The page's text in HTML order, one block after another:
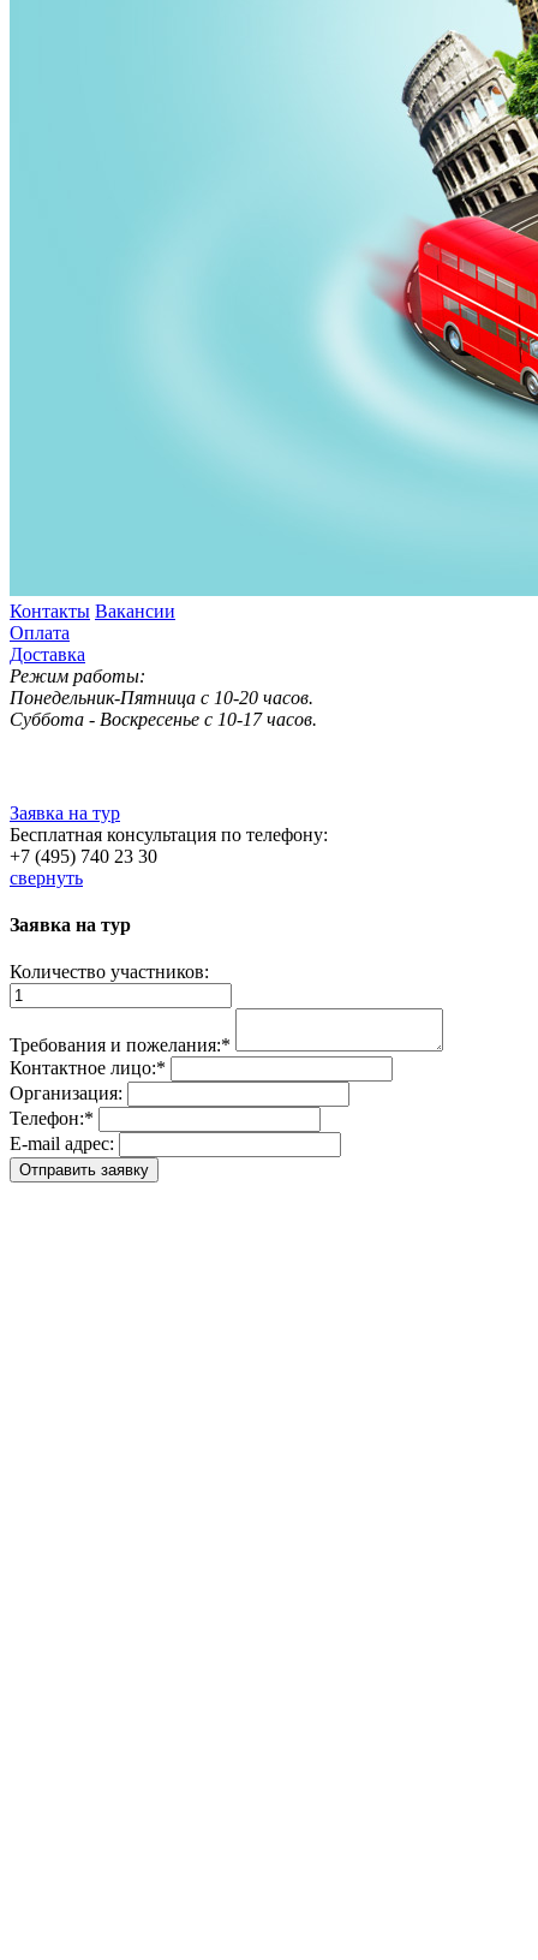
Контакты Вакансии
Оплата
Доставка
Режим работы:
Понедельник-Пятница с 10-20 часов.
Суббота - Воскресенье с 10-17 часов.
Заявка на тур
Бесплатная консультация по телефону:
+7 (495) 740 23 30
свернуть
Заявка на тур
Количество участников:
Требования и пожелания:*
Контактное лицо:*
Организация:
Телефон:*
E-mail адрес: